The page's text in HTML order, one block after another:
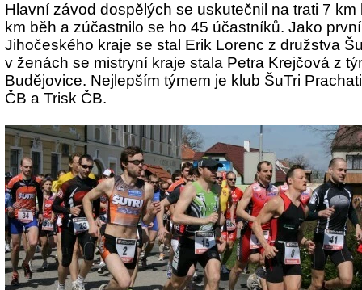
Hlavní závod dospělých se uskutečnil na trati 7
km běh a zúčastnilo se ho 45 účastníků. Jako
Jihočeského kraje se stal Erik Lorenc z družstva
v ženách se mistryní kraje stala Petra Krejčová z
Budějovice. Nejlepším týmem je klub ŠuTri
ČB a Trisk ČB.